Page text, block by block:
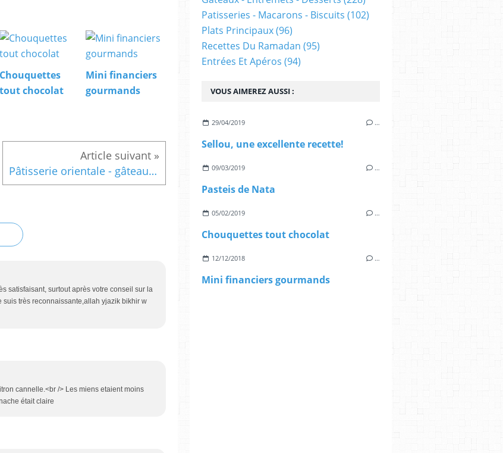
Chouquettes
tout chocolat
Mini financiers
gourmands
Pâtisserie orientale - gâteaux aux amandes & miel
satisfaisant, surtout après votre conseil sur la
très reconnaissante,allah yjazik bikhir w
cannelle.<br /> Les miens etaient moins
était claire
VOUS AIMEREZ AUSSI :
29/04/2019 …
Sellou, une excellente recette!
09/03/2019 …
Pasteis de Nata
05/02/2019 …
Chouquettes tout chocolat
12/12/2018 …
Mini financiers gourmands
Patisseries - Macarons - Biscuits (102)
Plats Principaux(96)
Recettes Du Ramadan (95)
Entrées Et Apéros (94)